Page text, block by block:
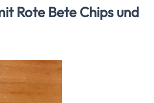
Rote Bete Chips und